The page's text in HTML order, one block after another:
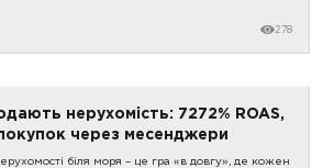
278
нерухомість: 7272% ROAS,
через месенджери
біля моря – це гра «в довгу», де кожен